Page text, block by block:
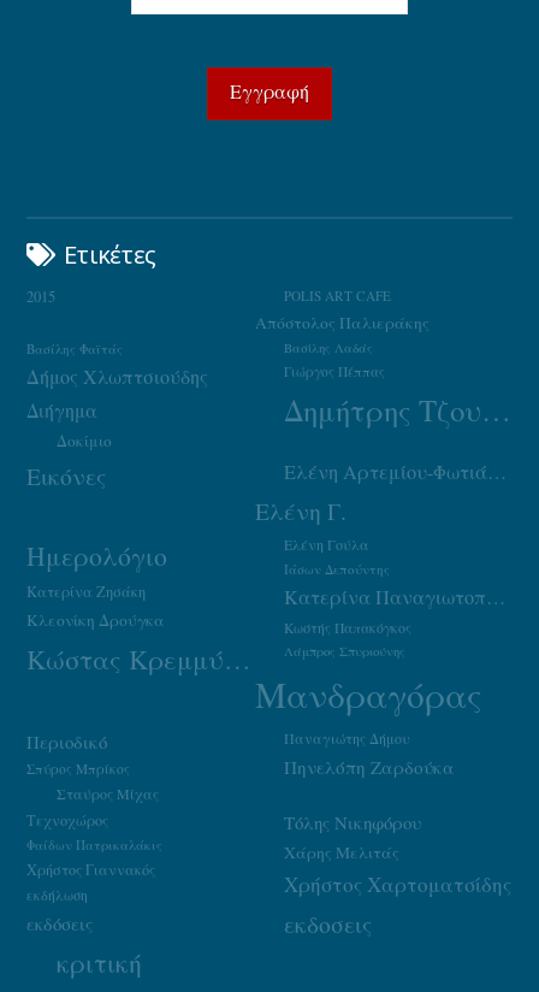
Ετικέτες
2015 POLIS ART CAFE
Απόστολος Παλιεράκης
Βασίλης Λαδάς
Βασίλης Φαϊτάς
Γιώργος Πέππας
Δήμος Χλωπτσιούδης
Δημήτρης Τζουμάκας
Διήγημα
Δοκίμιο
Εικόνες Ελένη Αρτεμίου-Φωτιάδου
Ελένη Γ.
Ελένη Γούλα
Ημερολόγιο Ιάσων Δεπούντης
Κατερίνα Ζησάκη Κατερίνα Παναγιωτοπούλου
Κλεονίκη Δρούγκα Κωστής Παπακόγκος
Κώστας Κρεμμύδας Λάμπρος Σπυριούνης
Μανδραγόρας
Παναγιώτης Δήμου
Περιοδικό
Πηνελόπη Ζαρδούκα
Σπύρος Μπρίκος
Σταύρος Μίχας
Τεχνοχώρος
Τόλης Νικηφόρου
Φαίδων Πατρικαλάκις Χάρης Μελιτάς
Χρήστος Γιαννακός
Χρήστος Χαρτοματσίδης
εκδήλωση
εκδοσεις
εκδόσεις
κριτική